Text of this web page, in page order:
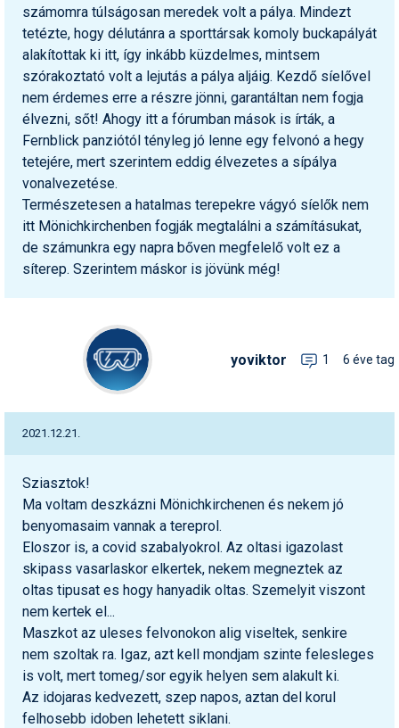
számomra túlságosan meredek volt a pálya. Mindezt
tetézte, hogy délutánra a sporttársak komoly buckapályát
alakítottak ki itt, így inkább küzdelmes, mintsem
szórakoztató volt a lejutás a pálya aljáig. Kezdő síelővel
nem érdemes erre a részre jönni, garantáltan nem fogja
élvezni, sőt! Ahogy itt a fórumban mások is írták, a
Fernblick panziótól tényleg jó lenne egy felvonó a hegy
tetejére, mert szerintem eddig élvezetes a sípálya
vonalvezetése.
Természetesen a hatalmas terepekre vágyó síelők nem
itt Mönichkirchenben fogják megtalálni a számításukat,
de számunkra egy napra bőven megfelelő volt ez a
síterep. Szerintem máskor is jövünk még!
yoviktor 1 6 éve tag
2021.12.21.
Sziasztok!
Ma voltam deszkázni Mönichkirchenen és nekem jó
benyomasaim vannak a tereprol.
Eloszor is, a covid szabalyokrol. Az oltasi igazolast
skipass vasarlaskor elkertek, nekem megneztek az
oltas tipusat es hogy hanyadik oltas. Szemelyit viszont
nem kertek el...
Maszkot az uleses felvonokon alig viseltek, senkire
nem szoltak ra. Igaz, azt kell mondjam szinte felesleges
is volt, mert tomeg/sor egyik helyen sem alakult ki.
Az idojaras kedvezett, szep napos, aztan del korul
felhosebb idoben lehetett siklani.